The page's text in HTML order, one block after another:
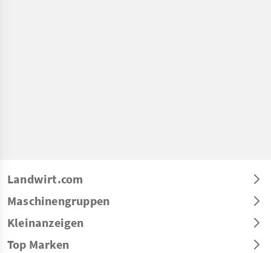
Landwirt.com
Maschinengruppen
Kleinanzeigen
Top Marken